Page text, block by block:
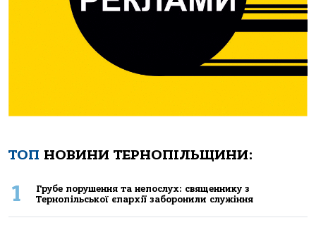
ТОП НОВИНИ ТЕРНОПІЛЬЩИНИ:
1
Грубе порушення та непослух: священнику з
Тернопільської єпархії заборонили служіння